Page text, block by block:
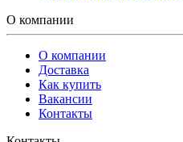
О компании
О компании
Доставка
Как купить
Вакансии
Контакты